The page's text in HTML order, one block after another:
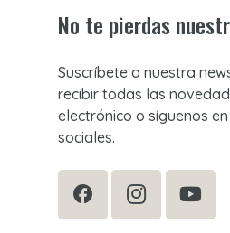
No te pierdas
Suscríbete a nuestra
recibir todas las
electrónico o síguenos
sociales.